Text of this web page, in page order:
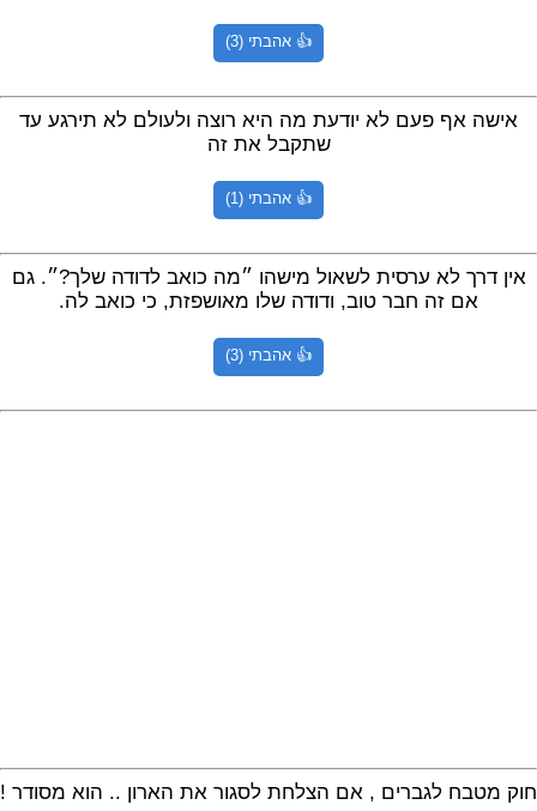
👍 אהבתי (3)
אישה אף פעם לא יודעת מה היא רוצה ולעולם לא תירגע עד
שתקבל את זה
👍 אהבתי (1)
אין דרך לא ערסית לשאול מישהו ״מה כואב לדודה שלך?״. גם
אם זה חבר טוב, ודודה שלו מאושפזת, כי כואב לה.
👍 אהבתי (3)
חוק מטבח לגברים , אם הצלחת לסגור את הארון .. הוא מסודר !